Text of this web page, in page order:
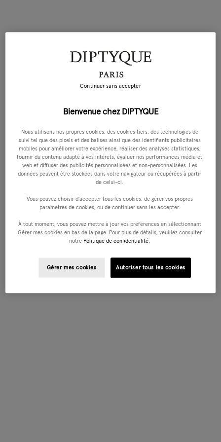
Bienvenue chez DIPTYQUE
Nous utilisons nos propres cookies, des cookies tiers, des technologies de
suivi tel que des pixels et des balises ainsi que des identifiants publicitaires
mobiles pour améliorer votre expérience, réaliser des analyses statistiques,
fournir du contenu adapté à vos intérets, évaluer nos performances média et
web et diffuser des publicités personnalisées et non-personnalisées. Les
données peuvent être stockées dans votre navigateur ou récupérées à partir
de celui-ci.
Vous pouvez choisir d'accepter tous les cookies, de gérer vos propres
paramètres de cookies, ou de continuer sans les accepter.
À tout moment, vous pouvez mettre à jour vos préférences en sélectionnant
Gérer mes cookies en bas de la page. Pour plus de détails, veuillez consulter
notre Politique de confidentialité.
Gérer mes cookies Autoriser tous les cookies
Continuer sans accepter